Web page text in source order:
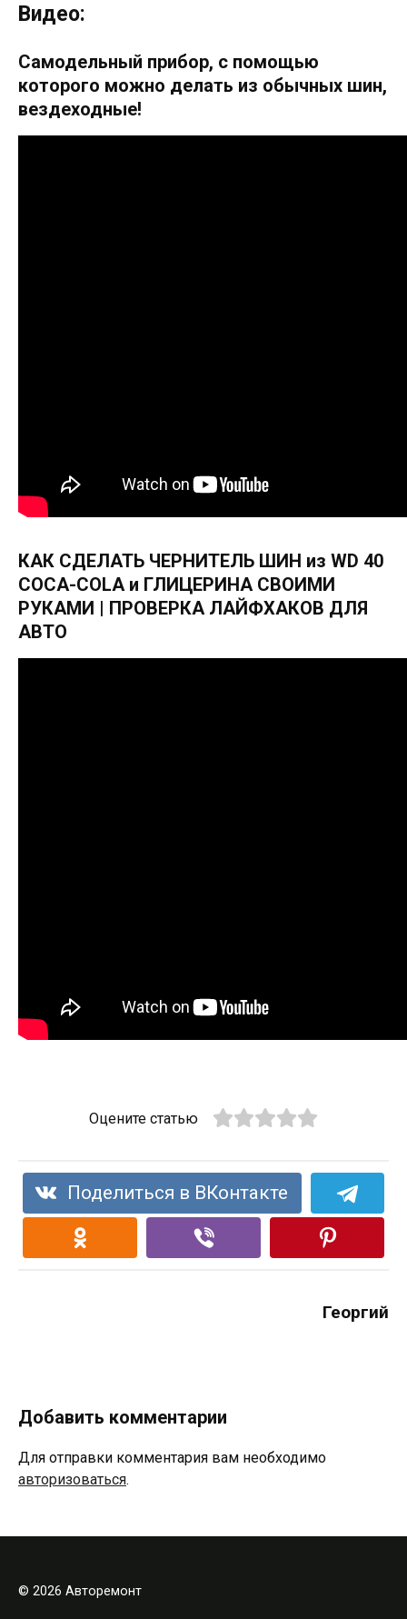
Видео:
Самодельный прибор, с помощью
которого можно делать из обычных шин,
вездеходные!
КАК СДЕЛАТЬ ЧЕРНИТЕЛЬ ШИН из WD 40
COCA-COLA и ГЛИЦЕРИНА СВОИМИ
РУКАМИ | ПРОВЕРКА ЛАЙФХАКОВ ДЛЯ
АВТО
Оцените статью
Поделиться в ВКонтакте
Георгий
Добавить комментарии
Для отправки комментария вам необходимо
авторизоваться.
© 2026 Авторемонт